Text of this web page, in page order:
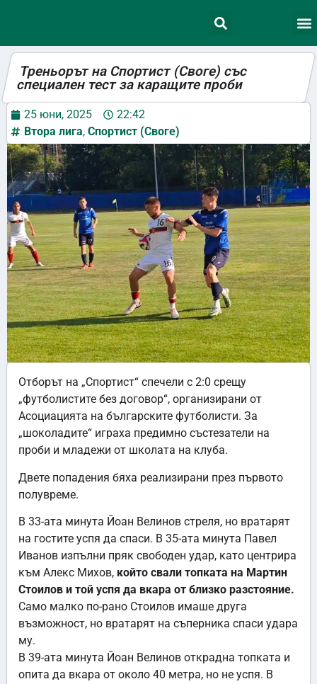
Треньорът на Спортист (Своге) със
специален тест за каращите проби
25 юни, 2025
22:42
Втора лига, Спортист (Своге)
Отборът на „Спортист“ спечели с 2:0 срещу
„футболистите без договор“, организирани от
Асоциацията на българските футболисти. За
„шоколадите“ играха предимно състезатели на
проби и младежи от школата на клуба.
Двете попадения бяха реализирани през първото
полувреме.
В 33-ата минута Йоан Велинов стреля, но вратарят
на гостите успя да спаси. В 35-ата минута Павел
Иванов изпълни пряк свободен удар, като центрира
към Алекс Михов, който свали топката на Мартин
Стоилов и той успя да вкара от близко разстояние.
Само малко по-рано Стоилов имаше друга
възможност, но вратарят на съперника спаси удара
му.
В 39-ата минута Йоан Велинов открадна топката и
опита да вкара от около 40 метра, но не успя. В